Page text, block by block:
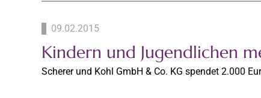
09.02.2015
Kindern und Jugendlichen
Scherer und Kohl GmbH & Co. KG spendet 2.000